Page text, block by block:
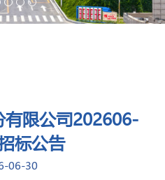
有限公司202606-
标公告
06-30